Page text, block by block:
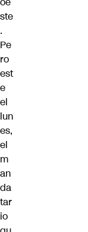
ste
.
Pe
ro
est
e
el
lun
es,
el
m
an
da
tar
io